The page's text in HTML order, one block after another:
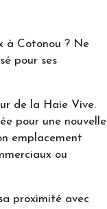
à Cotonou ? Ne
pour ses
de la Haie Vive.
pour une nouvelle
emplacement
ou
proximité avec